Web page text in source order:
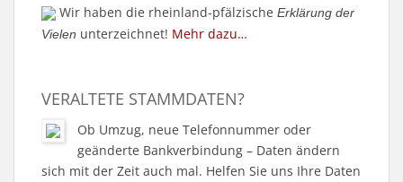
Wir haben die rheinland-pfälzische Erklärung der
Vielen unterzeichnet! Mehr dazu…
VERALTETE STAMMDATEN?
Ob Umzug, neue Telefonnummer oder
geänderte Bankverbindung – Daten ändern
sich mit der Zeit auch mal. Helfen Sie uns Ihre Daten